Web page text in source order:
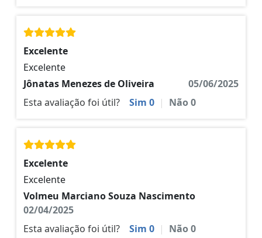
Excelente
Excelente
Jônatas Menezes de Oliveira
05/06/2025
Esta avaliação foi útil?
Sim 0 | Não0
Excelente
Excelente
Volmeu Marciano Souza Nascimento
02/04/2025
Esta avaliação foi útil?
Sim 0 | Não0